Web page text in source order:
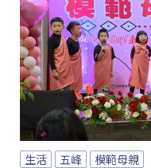
生活 五峰 模範母親